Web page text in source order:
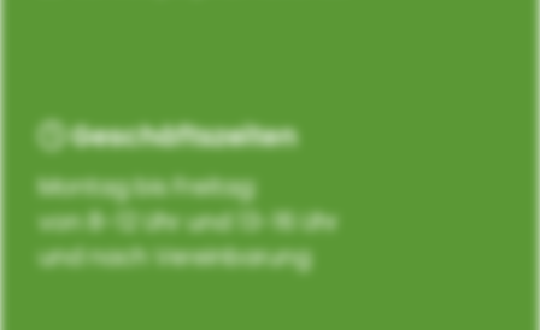
Geschäftszeiten
Montag bis Freitag:
von 8-12 Uhr und 13-16 Uhr
und nach Vereinbarung